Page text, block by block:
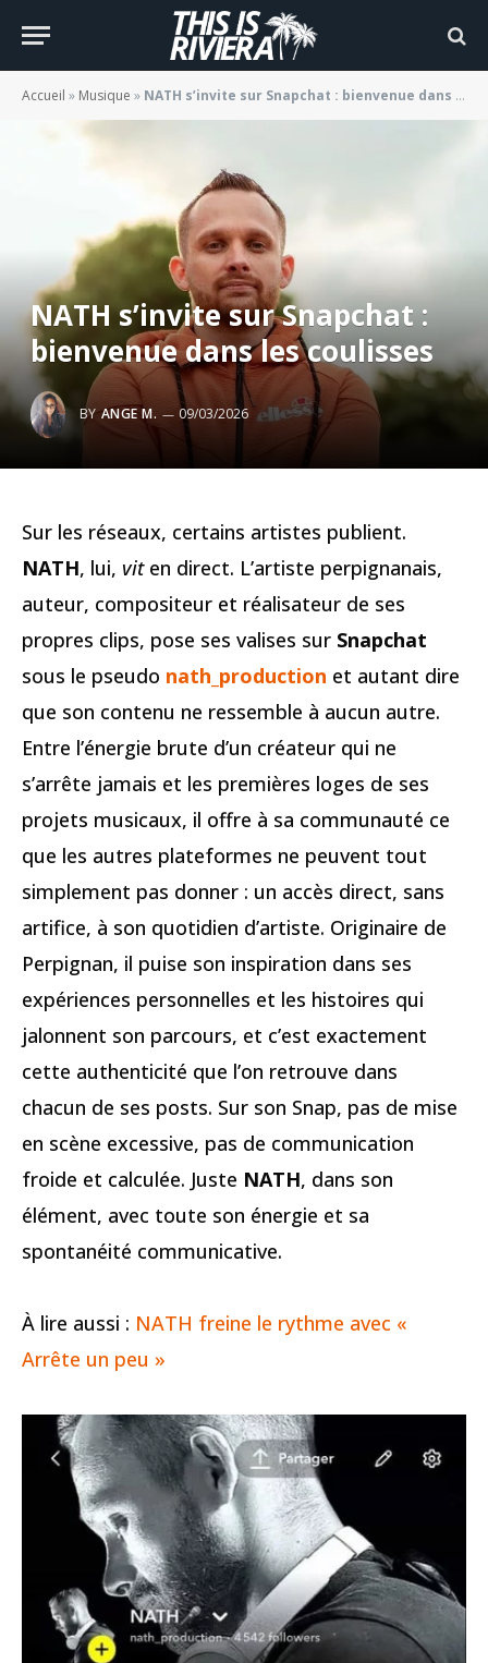
Accueil » Musique » NATH s’invite sur Snapchat : bienvenue dans les coulisses
NATH s’invite sur Snapchat :
bienvenue dans les coulisses
BY ANGE M. 09/03/2026
Sur les réseaux, certains artistes publient.
NATH, lui, viten direct. L’artiste perpignanais,
auteur, compositeur et réalisateur de ses
propres clips, pose ses valises sur Snapchat
sous le pseudo nath_production et autant dire
que son contenu ne ressemble à aucun autre.
Entre l’énergie brute d’un créateur qui ne
s’arrête jamais et les premières loges de ses
projets musicaux, il offre à sa communauté ce
que les autres plateformes ne peuvent tout
simplement pas donner : un accès direct, sans
artifice, à son quotidien d’artiste. Originaire de
Perpignan, il puise son inspiration dans ses
expériences personnelles et les histoires qui
jalonnent son parcours, et c’est exactement
cette authenticité que l’on retrouve dans
chacun de ses posts. Sur son Snap, pas de mise
en scène excessive, pas de communication
froide et calculée. Juste NATH, dans son
élément, avec toute son énergie et sa
spontanéité communicative.
À lire aussi : NATH freine le rythme avec «
Arrête un peu »